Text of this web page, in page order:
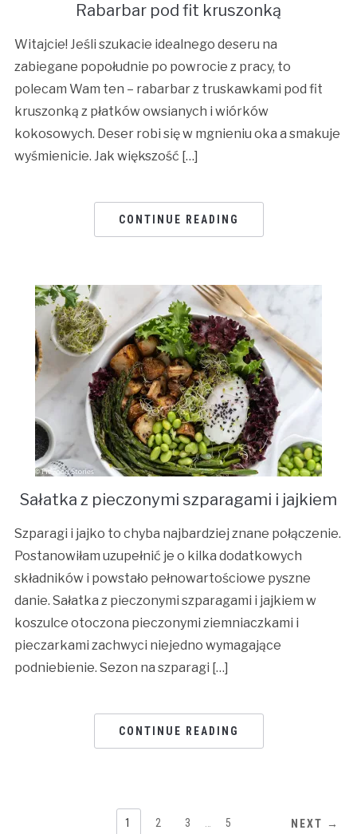
Rabarbar pod fit kruszonką
Witajcie! Jeśli szukacie idealnego deseru na
zabiegane popołudnie po powrocie z pracy, to
polecam Wam ten – rabarbar z truskawkami pod fit
kruszonką z płatków owsianych i wiórków
kokosowych. Deser robi się w mgnieniu oka a smakuje
wyśmienicie. Jak większość […]
CONTINUE READING
Sałatka z pieczonymi szparagami i jajkiem
Szparagi i jajko to chyba najbardziej znane połączenie.
Postanowiłam uzupełnić je o kilka dodatkowych
składników i powstało pełnowartościowe pyszne
danie. Sałatka z pieczonymi szparagami i jajkiem w
koszulce otoczona pieczonymi ziemniaczkami i
pieczarkami zachwyci niejedno wymagające
podniebienie. Sezon na szparagi […]
CONTINUE READING
1 2 3 5 NEXT →